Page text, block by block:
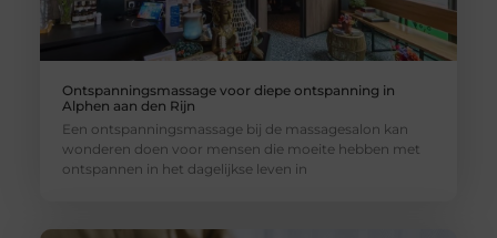
Ontspanningsmassage voor diepe ontspanning in
Alphen aan den Rijn
Een ontspanningsmassage bij de massagesalon kan
wonderen doen voor mensen die moeite hebben met
ontspannen in het dagelijkse leven in